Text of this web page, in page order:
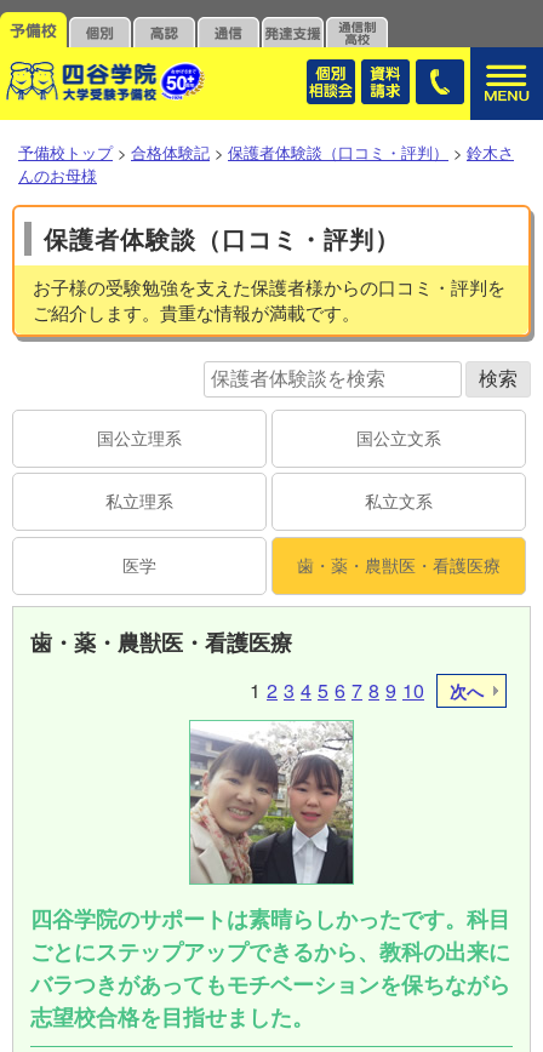
予備校トップ > 合格体験記 > 保護者体験談（口コミ・評判） > 鈴木さ
んのお母様
保護者体験談（口コミ・評判）
お子様の受験勉強を支えた保護者様からの口コミ・評判を
ご紹介します。貴重な情報が満載です。
国公立理系 国公立文系
私立理系 私立文系
医学 歯・薬・農獣医・看護医療
歯・薬・農獣医・看護医療
1 2 3 4 5 6 7 8 9 10 次へ
四谷学院のサポートは素晴らしかったです。科目
ごとにステップアップできるから、教科の出来に
バラつきがあってもモチベーションを保ちながら
志望校合格を目指せました。